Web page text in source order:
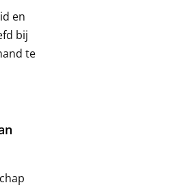
en
bij
te